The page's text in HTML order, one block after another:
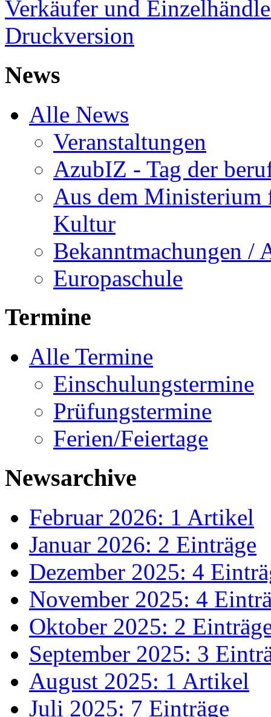
Verkäufer und
Druckversion
News
Alle News
Veranstaltungen
AzubIZ - Tag der
Aus dem Ministerium
Kultur
Bekanntmachungen /
Europaschule
Termine
Alle Termine
Einschulungstermine
Prüfungstermine
Ferien/Feiertage
Newsarchive
Februar 2026: 1 Artikel
Januar 2026: 2 Einträge
Dezember 2025: 4
November 2025: 4
Oktober 2025: 2
September 2025: 3
August 2025: 1 Artikel
Juli 2025: 7 Einträge